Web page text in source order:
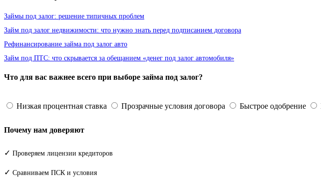
Займы под залог: решение типичных проблем
Займ под залог недвижимости: что нужно знать перед подписанием договора
Рефинансирование займа под залог авто
Займ под ПТС: что скрывается за обещанием «денег под залог автомобиля»
Что для вас важнее всего при выборе займа под залог?
Низкая процентная ставка Прозрачные условия договора Быстрое одобрение
Почему нам доверяют
✓ Проверяем лицензии кредиторов
✓ Сравниваем ПСК и условия